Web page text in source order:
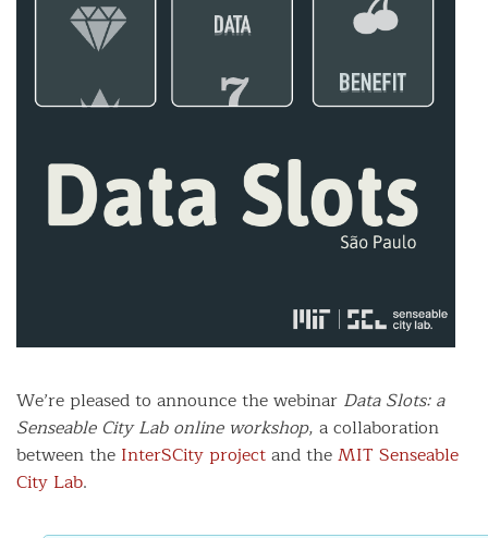
We’re pleased to announce the webinar Data Slots: a
Senseable City Lab online workshop, a collaboration
between the InterSCity projectand theMIT Senseable
City Lab.